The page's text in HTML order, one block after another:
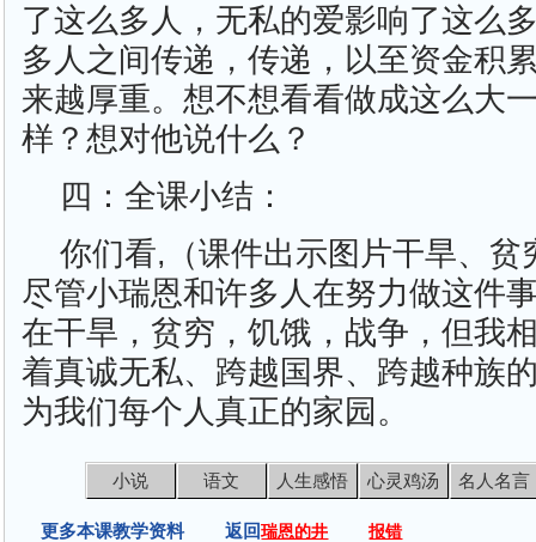
了这么多人，无私的爱影响了这么
多人之间传递，传递，以至资金积
来越厚重。想不想看看做成这么大
样？想对他说什么？
四：全课小结：
你们看,（课件出示图片干旱、
尽管小瑞恩和许多人在努力做这件
在干旱，贫穷，饥饿，战争，但我
着真诚无私、跨越国界、跨越种族
为我们每个人真正的家园。
小说 语文 人生感悟 心灵鸡汤 名人名言
更多本课教学资料 返回瑞恩的井
报错